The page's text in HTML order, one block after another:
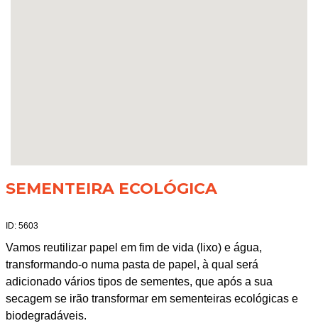
SEMENTEIRA ECOLÓGICA
ID: 5603
Vamos reutilizar papel em fim de vida (lixo) e água,
transformando-o numa pasta de papel, à qual será
adicionado vários tipos de sementes, que após a sua
secagem se irão transformar em sementeiras ecológicas e
biodegradáveis.